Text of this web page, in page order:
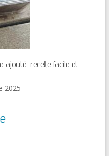
ajouté: recette facile et
2025